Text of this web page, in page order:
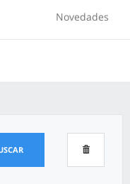
Novedades